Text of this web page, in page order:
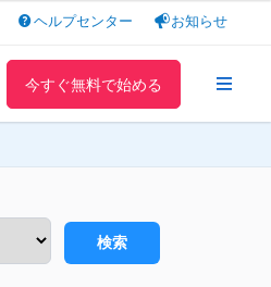
ヘルプセンター お知らせ
今すぐ無料で始める
検索